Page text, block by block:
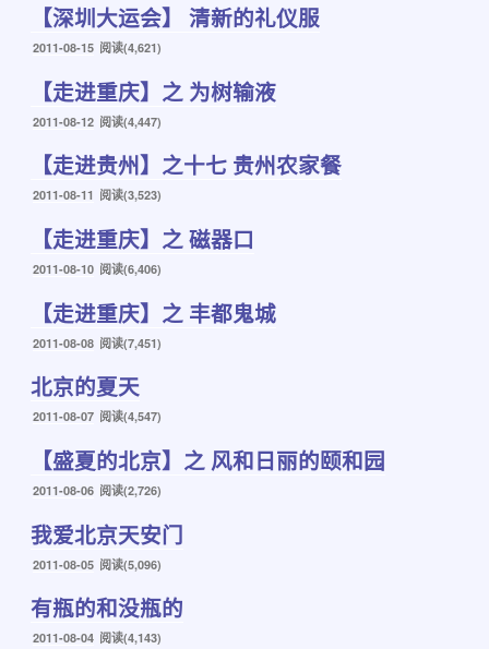
【深圳大运会】 清新的礼仪服
发
2011-08-15 阅读(4,621)
【走进重庆】之 为树输液
发
2011-08-12 阅读(4,447)
【走进贵州】之十七 贵州农家餐
发
2011-08-11 阅读(3,523)
【走进重庆】之 磁器口
发
2011-08-10 阅读(6,406)
【走进重庆】之 丰都鬼城
发
于
2011-08-08 阅读(7,451)
北京的夏天
发
2011-08-07 阅读(4,547)
【盛夏的北京】之 风和日丽的颐和园
发
于
2011-08-06 阅读(2,726)
我爱北京天安门
发
于
2011-08-05 阅读(5,096)
有瓶的和没瓶的
发
2011-08-04 阅读(4,143)